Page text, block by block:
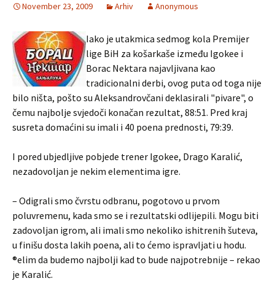
November 23, 2009 Arhiv Anonymous
Iako je utakmica sedmog kola Premijer
lige BiH za košarkaše između Igokee i
Borac Nektara najavljivana kao
tradicionalni derbi, ovog puta od toga nije
bilo ništa, pošto su Aleksandrovčani deklasirali "pivare", o
čemu najbolje svjedoči konačan rezultat, 88:51. Pred kraj
susreta domaćini su imali i 40 poena prednosti, 79:39.
I pored ubjedljive pobjede trener Igokee, Drago Karalić,
nezadovoljan je nekim elementima igre.
– Odigrali smo čvrstu odbranu, pogotovo u prvom
poluvremenu, kada smo se i rezultatski odlijepili. Mogu biti
zadovoljan igrom, ali imali smo nekoliko ishitrenih šuteva,
u finišu dosta lakih poena, ali to ćemo ispravljati u hodu.
®elim da budemo najbolji kad to bude najpotrebnije – rekao
je Karalić.